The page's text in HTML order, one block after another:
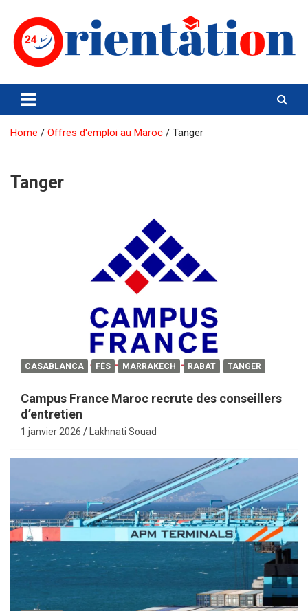
content
Orientation24
Emploi et Orientation au Maroc
Home Offres d'emploi au Maroc Tanger
Tanger
CASABLANCA FÈS MARRAKECH RABAT TANGER
Campus France Maroc recrute des conseillers
d’entretien
1 janvier 2026 Lakhnati Souad